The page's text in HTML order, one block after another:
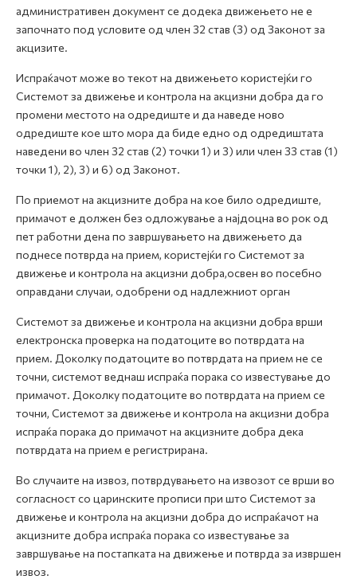
административен документ се додека движењето не е
започнато под условите од член 32 став (3) од Законот за
акцизите.
Испраќачот може во текот на движењето користејќи го
Системот за движење и контрола на акцизни добра да го
промени местото на одредиште и да наведе ново
одредиште кое што мора да биде едно од одредиштата
наведени во член 32 став (2) точки 1) и 3) или член 33 став (1)
точки 1), 2), 3) и 6) од Законот.
По приемот на акцизните добра на кое било одредиште,
примачот е должен без одложување а најдоцна во рок од
пет работни дена по завршувањето на движењето да
поднесе потврда на прием, користејќи го Системот за
движење и контрола на акцизни добра,освен во посебно
оправдани случаи, одобрени од надлежниот орган
Системот за движење и контрола на акцизни добра врши
електронска проверка на податоците во потврдата на
прием. Доколку податоците во потврдата на прием не се
точни, системот веднаш испраќа порака со известување до
примачот. Доколку податоците во потврдата на прием се
точни, Системот за движење и контрола на акцизни добра
испраќа порака до примачот на акцизните добра дека
потврдата на прием е регистрирана.
Во случаите на извоз, потврдувањето на извозот се врши во
согласност со царинските прописи при што Системот за
движење и контрола на акцизни добра до испраќачот на
акцизните добра испраќа порака со известување за
завршување на постапката на движење и потврда за извршен
извоз.